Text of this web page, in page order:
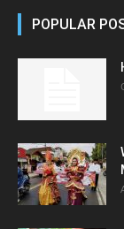
POPULAR